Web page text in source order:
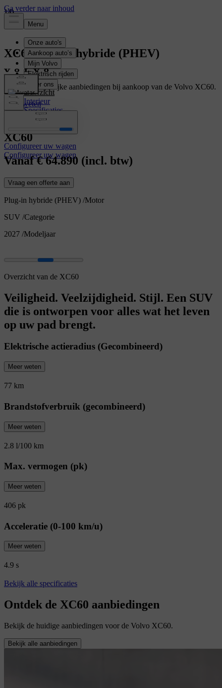
XC60 Plug-in hybride (PHEV)
Overzicht
Interieur
Specificaties
Kenmerken
Configureer uw wagen
Configureer uw wagen
Geniet van tijdelijke aanbiedingen bij aankoop van de Volvo XC60.
Meer weten
XC60
Vanaf€ 64.890 (incl. btw)
Vraag een offerte aan
Plug-in hybride (PHEV) /Motor
SUV /Categorie
2027 /Modeljaar
Overzicht van de XC60
Veiligheid. Veelzijdigheid. Stijl. Een SUV
die is ontworpen voor alles wat het leven
op uw pad brengt.
Elektrische actieradius (Gecombineerd)
Meer weten
77 km
Brandstofverbruik (gecombineerd)
Meer weten
2.8 l/100 km
Max. vermogen (pk)
Meer weten
406 pk
Acceleratie (0-100 km/u)
Meer weten
4.9 s
Bekijk alle specificaties
Ontdek de XC60 aanbiedingen
Bekijk de huidige aanbiedingen voor de Volvo XC60.
Bekijk alle aanbiedingen
1/0
1/0
1/0